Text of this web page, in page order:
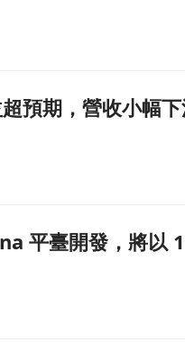
面預期，營收小幅下
！頁面
平臺開發，將以